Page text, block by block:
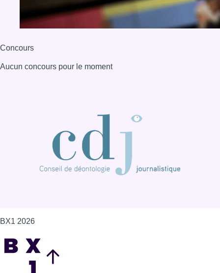
Concours
Aucun concours pour le moment
BX1 2026